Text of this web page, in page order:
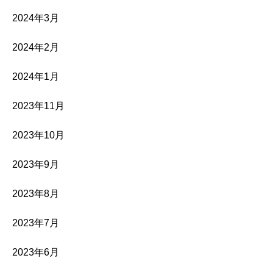
2024年3月
2024年2月
2024年1月
2023年11月
2023年10月
2023年9月
2023年8月
2023年7月
2023年6月